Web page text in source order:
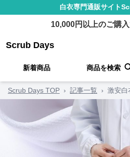
白衣専門通販サイト
10,000円以上のご購
Scrub Days
新着商品 商品を検索
Scrub Days TOP › 記事一覧 › 激安白